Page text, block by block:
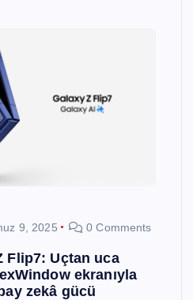
9, 2025 0 Comments
Flip7: Uçtan uca
ekranıyla
zekâ gücü